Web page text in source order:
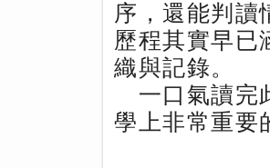
序，還能判讀
歷程其實早已
織與記錄。
一口氣讀完
學上非常重要